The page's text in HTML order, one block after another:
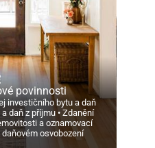
povinnosti
investičního bytu a daň
daň z příjmu
Zdanění
a oznamovací
osvobození